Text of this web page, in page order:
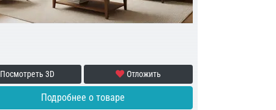
Посмотреть 3D Отложить
Подробнее о товаре